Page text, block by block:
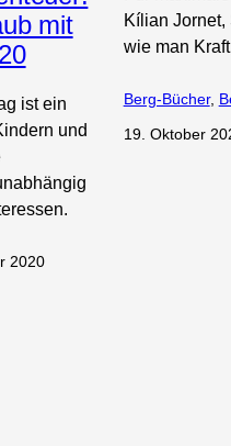
mit
ist ein
und
2020
Kílian
wie man
Berg-Bücher,
19. Oktober